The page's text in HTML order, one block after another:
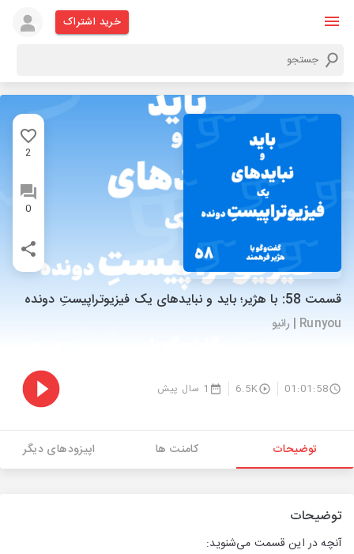
خرید اشتراک
2
0
قسمت 58: با هژیر؛ باید و نبایدهای یک فیزیوتراپیستِ دونده
Runyou | رانیو
01:01:58
6.5K 1 سال پیش
توضیحات کامنت ها اپیزودهای دیگر
توضیحات
آنچه در این قسمت می‌شنوید: